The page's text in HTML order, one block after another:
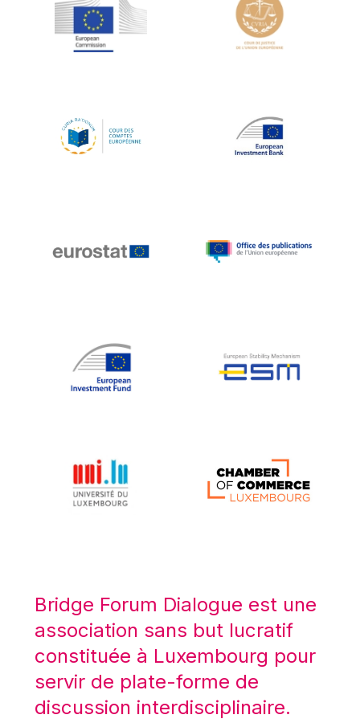
Jean-Louis Schiltz
Jean-Victor Louis
Johnny Åkerholm
Katharien L.C. Hunt
Klaus-Heiner Lehne
Koen LENAERTS
Lars Heikensten
Lucas Papademos
Máire Geoghegan-Quinn
Mario Centeno
Mario Monti
Maroš ŠEFČOVIČ
Martin Bailey
Martine Reicherts
Bridge Forum Dialogue est une
association sans but lucratif
constituée à Luxembourg pour
servir de plate-forme de
discussion interdisciplinaire.